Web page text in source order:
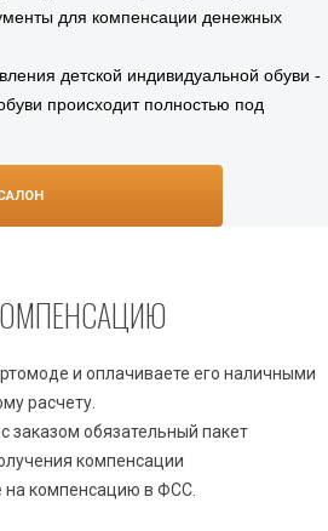
для компенсации денежных
детской индивидуальной обуви -
происходит полностью под
и оплачиваете его наличными
расчету.
заказом обязательный пакет
компенсации
на компенсацию в ФСС.